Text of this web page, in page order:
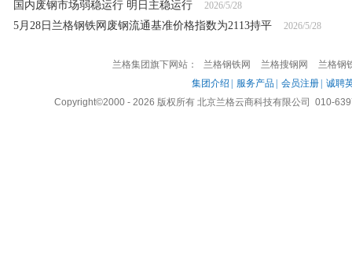
国内废钢市场弱稳运行 明日主稳运行 2026/5/28
5月28日兰格钢铁网废钢流通基准价格指数为2113持平 2026/5/28